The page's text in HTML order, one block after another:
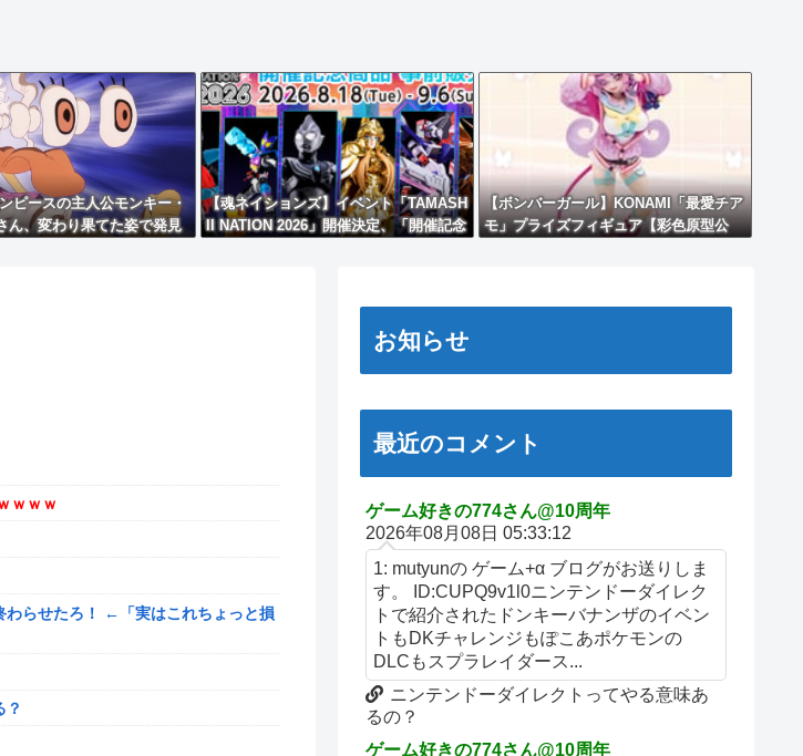
ピースの主人公モンキー・
ん、変わり果てた姿で発見
【魂ネイションズ】イベント「TAMASH
II NATION 2026」開催決定、「開催記念
【ボンバーガール】KONAMI「最愛チア
モ」プライズフィギュア【彩色原型公
ｗｗｗ
わらせたろ！ ←「実はこれちょっと損
？
お知らせ
最近のコメント
ゲーム好きの774さん@10周年
2026年08月08日 05:33:12
1: mutyunの ゲーム+α ブログがお送りしま
す。 ID:CUPQ9v1l0ニンテンドーダイレク
トで紹介されたドンキーバナンザのイベン
トもDKチャレンジもぽこあポケモンの
DLCもスプラレイダース...
ニンテンドーダイレクトってやる意味あ
るの？
ゲーム好きの774さん@10周年